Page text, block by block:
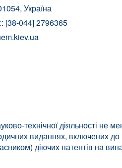
Україна
[38-044] 2796365
технічної діяльності не
виданнях, включених
діючих патентів на